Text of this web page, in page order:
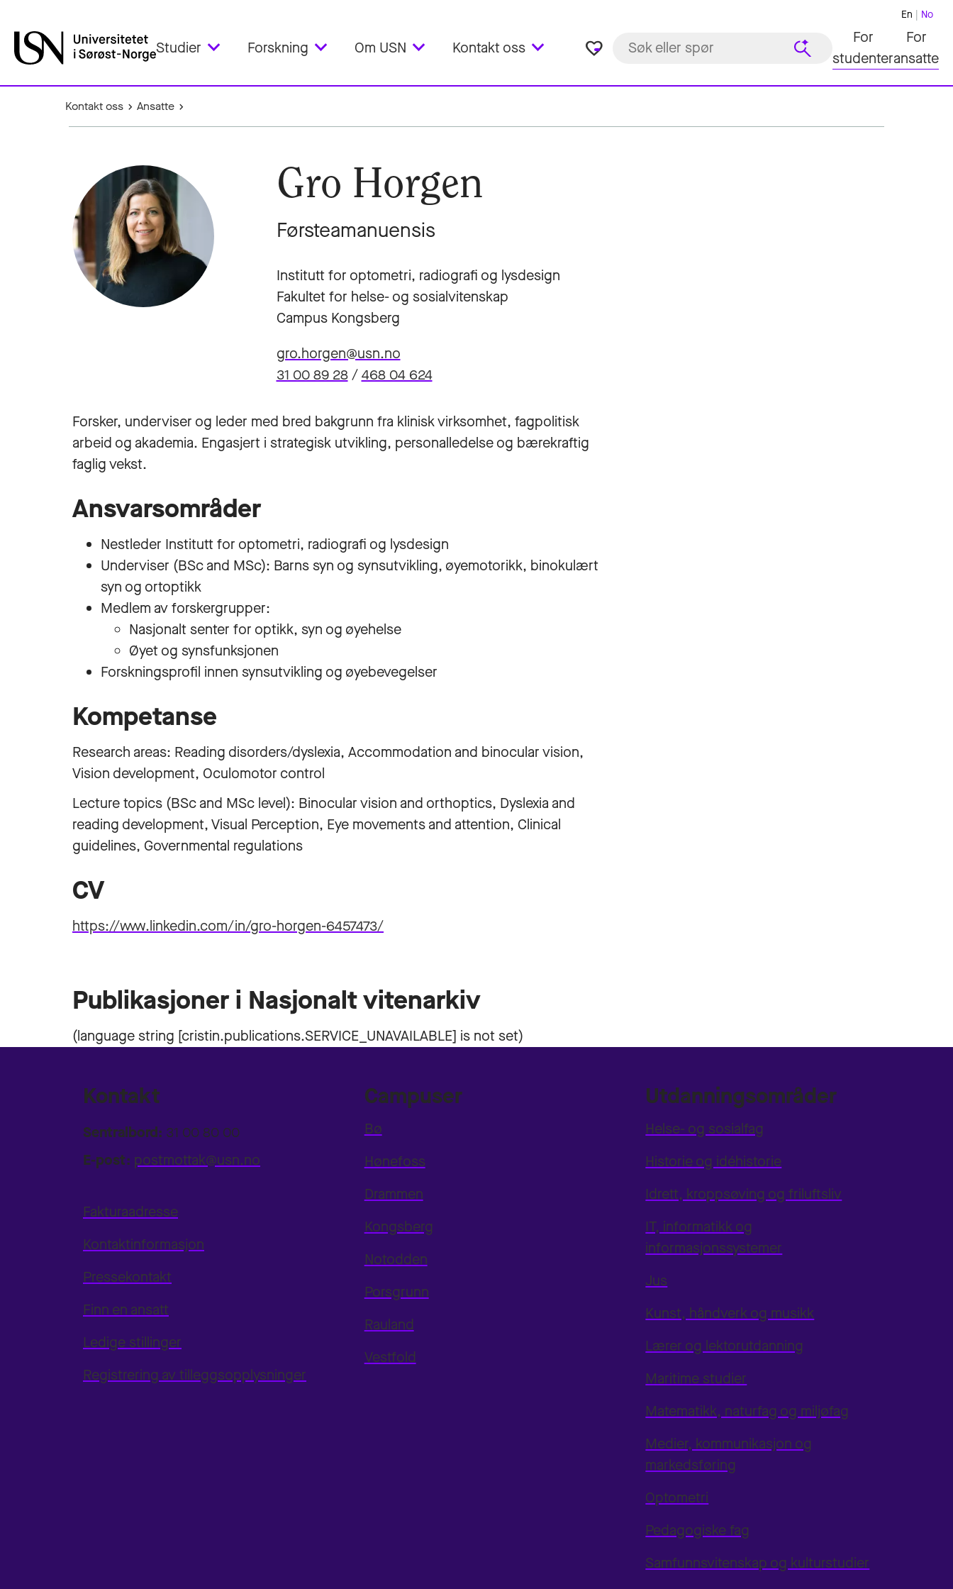
Studier Forskning Om USN Kontakt oss favorite_border
En No
For
studenter
For
ansatte
Kontakt oss Ansatte
Gro Horgen
Førsteamanuensis
Institutt for optometri, radiografi og lysdesign
Fakultet for helse- og sosialvitenskap
Campus Kongsberg
gro.horgen@usn.no
31 00 89 28/468 04 624
Forsker, underviser og leder med bred bakgrunn fra klinisk virksomhet, fagpolitisk
arbeid og akademia. Engasjert i strategisk utvikling, personalledelse og bærekraftig
faglig vekst.
Ansvarsområder
Nestleder Institutt for optometri, radiografi og lysdesign
Underviser (BSc and MSc): Barns syn og synsutvikling, øyemotorikk, binokulært
syn og ortoptikk
Medlem av forskergrupper:
Nasjonalt senter for optikk, syn og øyehelse
Øyet og synsfunksjonen
Forskningsprofil innen synsutvikling og øyebevegelser
Kompetanse
Research areas: Reading disorders/dyslexia, Accommodation and binocular vision,
Vision development, Oculomotor control
Lecture topics (BSc and MSc level): Binocular vision and orthoptics, Dyslexia and
reading development, Visual Perception, Eye movements and attention, Clinical
guidelines, Governmental regulations
CV
https://www.linkedin.com/in/gro-horgen-6457473/
Publikasjoner i Nasjonalt vitenarkiv
Kontakt
Sentralbord: 31 00 80 00
E-post: postmottak@usn.no
Fakturaadresse
Kontaktinformasjon
Pressekontakt
Finn en ansatt
Ledige stillinger
Registrering av tilleggsopplysninger
Campuser
Bø
Hønefoss
Drammen
Kongsberg
Notodden
Porsgrunn
Rauland
Vestfold
Utdanningsområder
Helse- og sosialfag
Historie og idéhistorie
Idrett, kroppsøving og friluftsliv
IT, informatikk og
informasjonssystemer
Jus
Kunst, håndverk og musikk
Lærer og lektorutdanning
Maritime studier
Matematikk, naturfag og miljøfag
Medier, kommunikasjon og
markedsføring
Optometri
Pedagogiske fag
Samfunnsvitenskap og kulturstudier